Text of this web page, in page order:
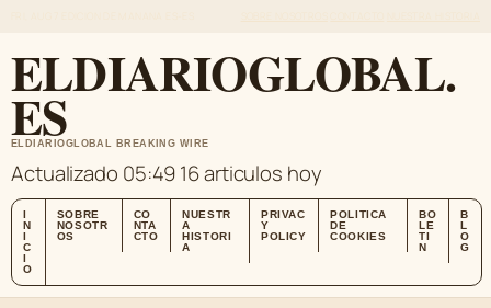
ELDIARIOGLOBAL.
ES
ELDIARIOGLOBAL BREAKING WIRE
Actualizado 05:4916 articulos hoy
I
N
I
C
I
O
SOBRE
NOSOTR
OS
CO
NTA
CTO
NUESTR
A
HISTORI
A
PRIVAC
Y
POLICY
POLITICA
DE
COOKIES
BO
LE
TI
N
B
L
O
G